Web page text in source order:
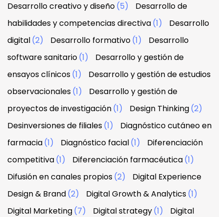
Desarrollo creativo y diseño(5)
Desarrollo de
habilidades y competencias directiva(1)
Desarrollo
digital(2) Desarrollo formativo(1)
Desarrollo
software sanitario(1)
Desarrollo y gestión de
ensayos clínicos(1)
Desarrollo y gestión de estudios
observacionales(1)
Desarrollo y gestión de
proyectos de investigación(1) Design Thinking(2)
Desinversiones de filiales(1)
Diagnóstico cutáneo en
farmacia(1) Diagnóstico facial(1)
Diferenciación
competitiva(1) Diferenciación farmacéutica(1)
Difusión en canales propios(2)
Digital Experience
Design & Brand(2) Digital Growth & Analytics(1)
Digital Marketing(7) Digital strategy(1)
Digital